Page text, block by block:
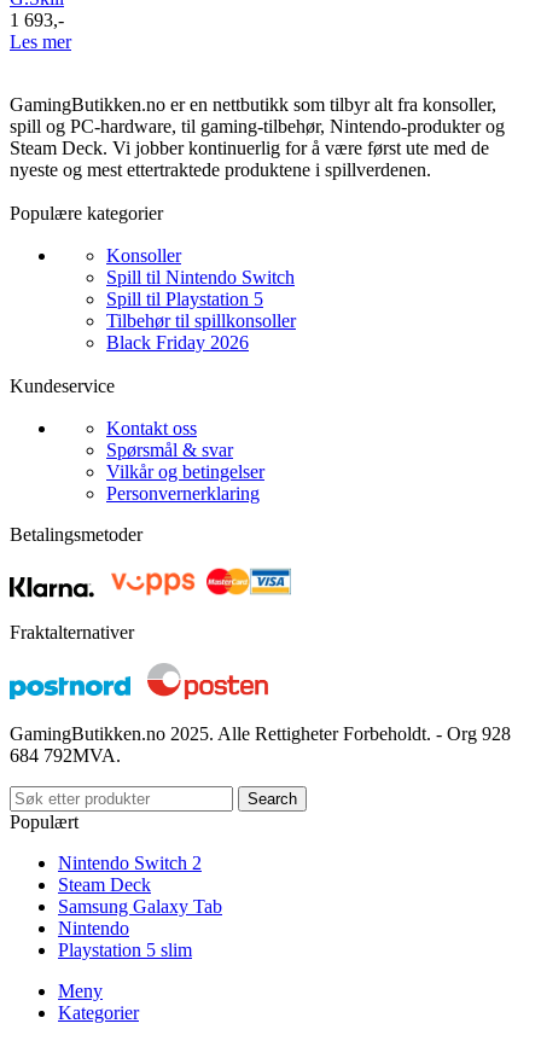
1 693,-
Les mer
GamingButikken.no er en nettbutikk som tilbyr alt fra konsoller,
spill og PC-hardware, til gaming-tilbehør, Nintendo-produkter og
Steam Deck. Vi jobber kontinuerlig for å være først ute med de
nyeste og mest ettertraktede produktene i spillverdenen.
Populære kategorier
Konsoller
Spill til Nintendo Switch
Spill til Playstation 5
Tilbehør til spillkonsoller
Black Friday 2026
Kundeservice
Kontakt oss
Spørsmål & svar
Vilkår og betingelser
Personvernerklaring
Betalingsmetoder
Fraktalternativer
GamingButikken.no 2025. Alle Rettigheter Forbeholdt. - Org 928
684 792MVA.
Search
Populært
Nintendo Switch 2
Steam Deck
Samsung Galaxy Tab
Nintendo
Playstation 5 slim
Meny
Kategorier